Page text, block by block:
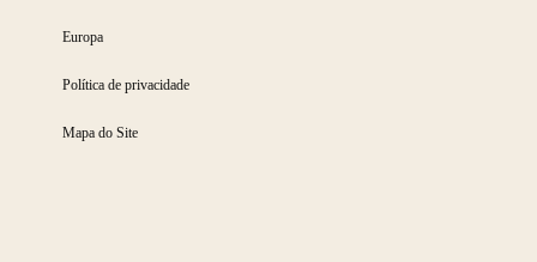
Europa
Política de privacidade
Mapa do Site